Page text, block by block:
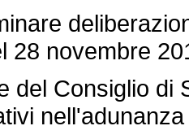
28 novembre
Consiglio di